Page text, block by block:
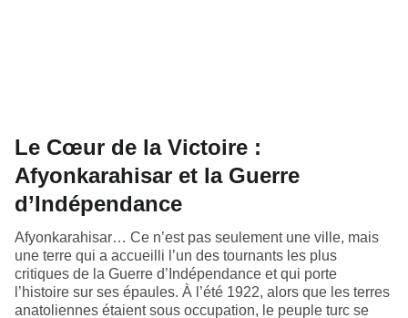
Le Cœur de la Victoire :
Afyonkarahisar et la Guerre
d’Indépendance
Afyonkarahisar… Ce n’est pas seulement une ville, mais
une terre qui a accueilli l’un des tournants les plus
critiques de la Guerre d’Indépendance et qui porte
l’histoire sur ses épaules. À l’été 1922, alors que les terres
anatoliennes étaient sous occupation, le peuple turc se